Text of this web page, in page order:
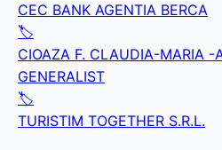
CEC BANK AGENTIA BERCA
🏷️
CIOAZA F. CLAUDIA-MARIA -
GENERALIST
🏷️
TURISTIM TOGETHER S.R.L.